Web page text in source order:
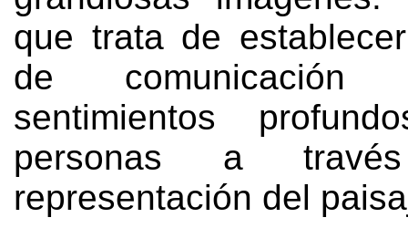
que trata de
de
sentimientos
personas a
representación del